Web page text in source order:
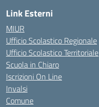
Link Esterni
MIUR
Ufficio Scolastico Regionale
Ufficio Scolastico Territoriale
Scuola in Chiaro
Iscrizioni On Line
Invalsi
Comune